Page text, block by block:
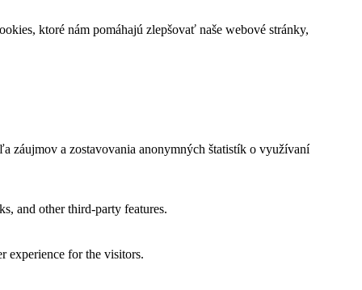
ktoré nám pomáhajú zlepšovať naše webové stránky,
záujmov a zostavovania anonymných štatistík o využívaní
and other third-party features.
experience for the visitors.